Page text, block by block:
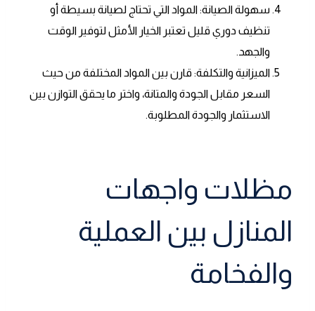
سهولة الصيانة: المواد التي تحتاج لصيانة بسيطة أو
تنظيف دوري قليل تعتبر الخيار الأمثل لتوفير الوقت
والجهد.
الميزانية والتكلفة: قارن بين المواد المختلفة من حيث
السعر مقابل الجودة والمتانة، واختر ما يحقق التوازن بين
الاستثمار والجودة المطلوبة.
مظلات واجهات
المنازل بين العملية
والفخامة